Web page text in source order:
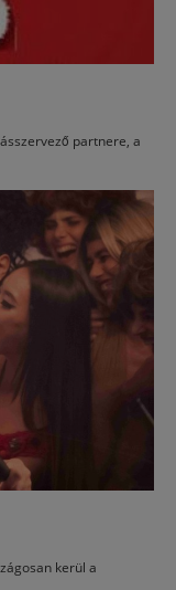
partnere, a
kerül a